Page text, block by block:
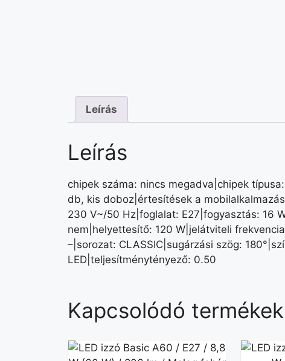
Leírás
Leírás
chipek száma: nincs megadva|chipek
db, kis doboz|értesítések a
230 V~/50 Hz|foglalat: E27|fogyasztás: 16
nem|helyettesítő: 120 W|jelátviteli
–|sorozat: CLASSIC|sugárzási szög:
LED|teljesítménytényező: 0.50
Kapcsolódó termékek